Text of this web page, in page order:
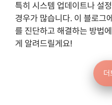
특히 시스템 업데이트나 설
경우가 많습니다. 이 블로그
를 진단하고 해결하는 방법
게 알려드릴게요!
더